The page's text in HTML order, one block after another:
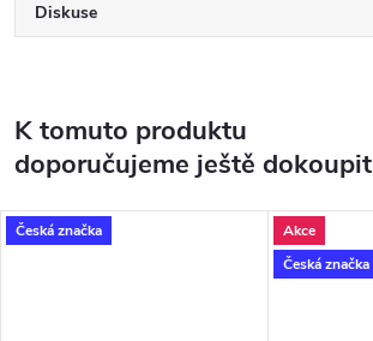
Diskuse
K tomuto produktu
doporučujeme ještě dokoupit
Česká značka
Akce
Česká značka